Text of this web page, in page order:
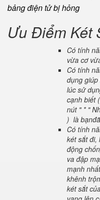
bảng điện tử bị hỏng
Ưu Điểm Két
Có tính
vừa cơ
Có tính
dụng
lúc sử
cạnh biết
nút " * "
) là
Có tính
két sắt đi,
động
va đập
mạnh
khênh
két sắt